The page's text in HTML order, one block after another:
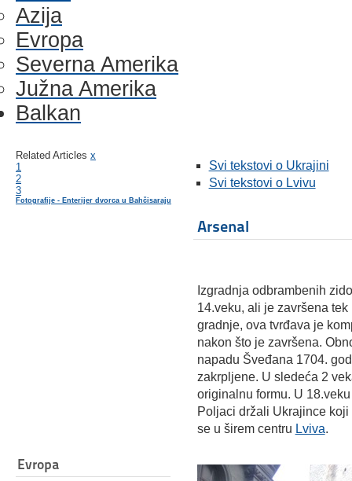
Azija
Evropa
Severna Amerika
Južna Amerika
Balkan
Related Articles x
1
2
3
Fotografije - Enterijer dvorca u Bahčisaraju
Evropa
Svi tekstovi o Ukrajini
Svi tekstovi o Lvivu
Arsenal
Izgradnja odbrambenih
14.veku, ali je završena
gradnje, ova tvrđava je
nakon što je završena.
napadu Šveđana 1704.
zakrpljene. U sledeća 2
originalnu formu. U
Poljaci držali Ukrajince
se u širem centru Lviva.